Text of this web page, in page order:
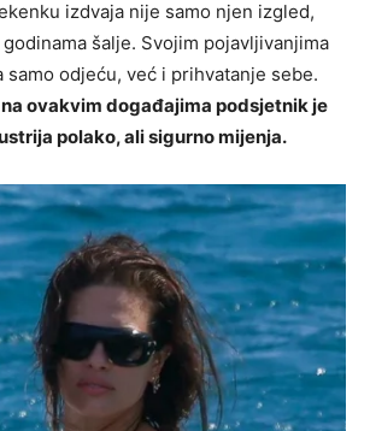
izdvaja nije samo njen izgled,
šalje. Svojim pojavljivanjima
samo odjeću, već i prihvatanje sebe.
ovakvim događajima podsjetnik je
polako, ali sigurno mijenja.